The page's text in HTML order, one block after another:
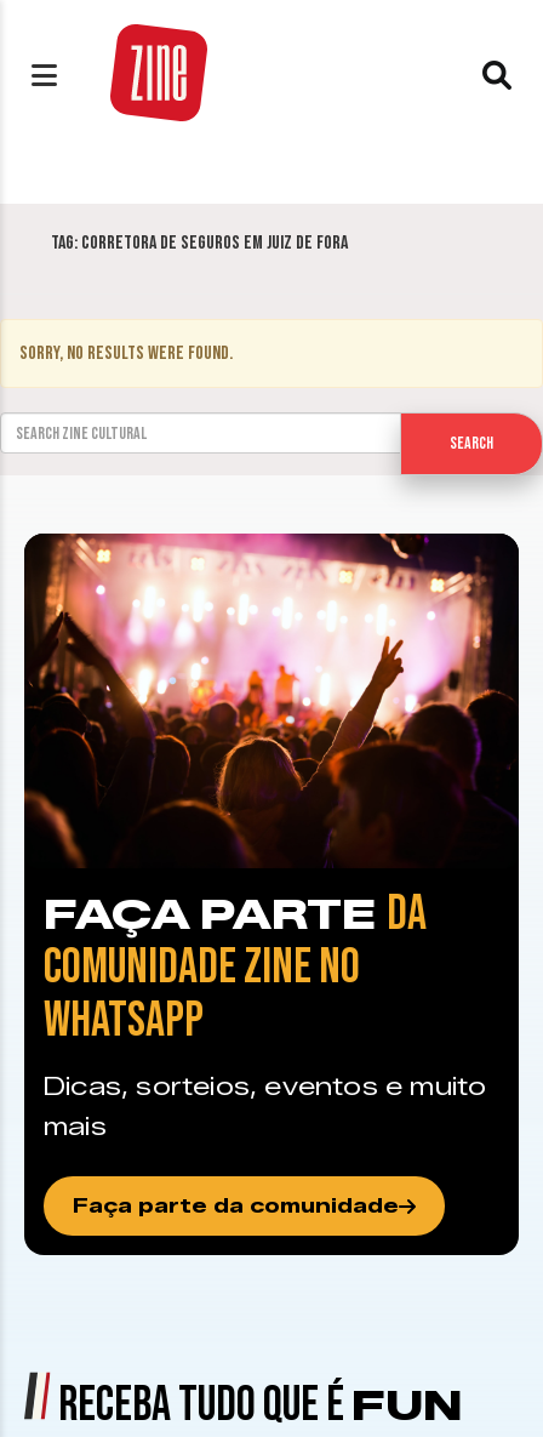
Tag: corretora de seguros em juiz de fora
Sorry, no results were found.
Search for:
Search
FAÇA PARTE DA
COMUNIDADE ZINE NO
WHATSAPP
Dicas, sorteios, eventos e muito
mais
Faça parte da comunidade
RECEBA TUDO QUE É FUN